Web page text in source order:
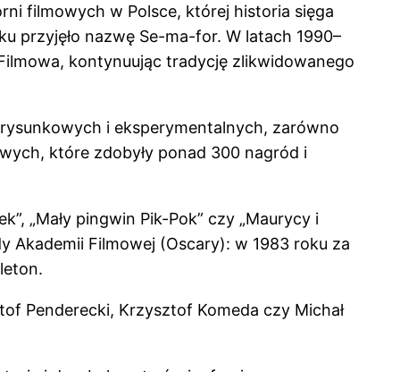
filmowych w Polsce, której historia sięga
przyjęło nazwę Se-ma-for. W latach 1990–
kontynuując tradycję zlikwidowanego
i eksperymentalnych, zarówno
które zdobyły ponad 300 nagród i
„Mały pingwin Pik-Pok” czy „Maurycy i
Akademii Filmowej (Oscary): w 1983 roku za
Penderecki, Krzysztof Komeda czy Michał